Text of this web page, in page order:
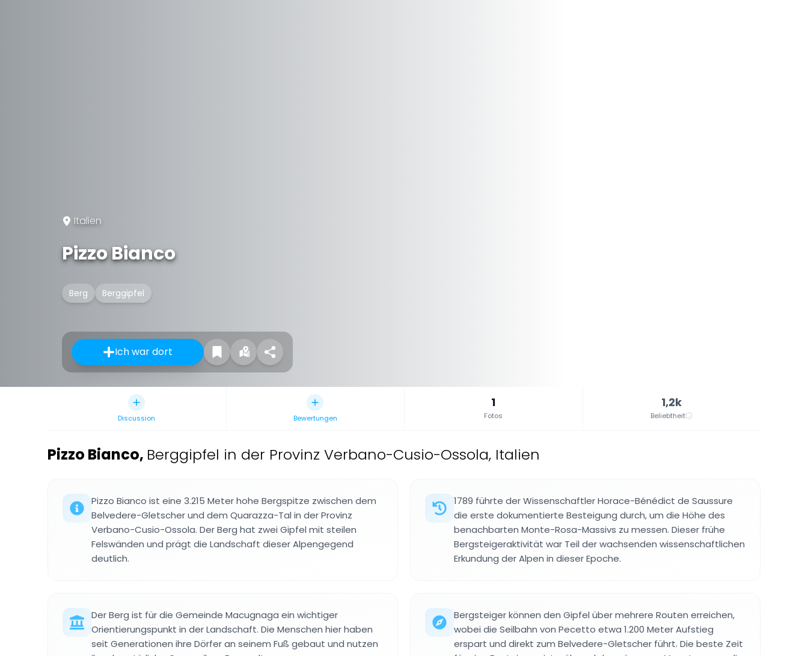
Italien
Pizzo Bianco
Berg Berggipfel
Ich war dort
Discussion Bewertungen
1
Fotos
1,2k
Beliebtheit
Pizzo Bianco, Berggipfel in der Provinz Verbano-Cusio-Ossola, Italien
Pizzo Bianco ist eine 3.215 Meter hohe Bergspitze zwischen dem
Belvedere-Gletscher und dem Quarazza-Tal in der Provinz
Verbano-Cusio-Ossola. Der Berg hat zwei Gipfel mit steilen
Felswänden und prägt die Landschaft dieser Alpengegend
deutlich.
1789 führte der Wissenschaftler Horace-Bénédict de Saussure
die erste dokumentierte Besteigung durch, um die Höhe des
benachbarten Monte-Rosa-Massivs zu messen. Dieser frühe
Bergsteigeraktivität war Teil der wachsenden wissenschaftlichen
Erkundung der Alpen in dieser Epoche.
Der Berg ist für die Gemeinde Macugnaga ein wichtiger
Orientierungspunkt in der Landschaft. Die Menschen hier haben
seit Generationen ihre Dörfer an seinem Fuß gebaut und nutzen
Bergsteiger können den Gipfel über mehrere Routen erreichen,
wobei die Seilbahn von Pecetto etwa 1.200 Meter Aufstieg
erspart und direkt zum Belvedere-Gletscher führt. Die beste Zeit